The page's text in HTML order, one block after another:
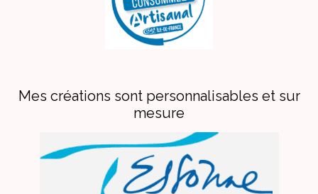
Mes créations sont personnalisables et sur
mesure